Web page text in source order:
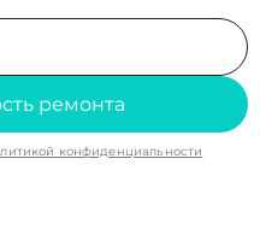
ремонта
конфиденциальности